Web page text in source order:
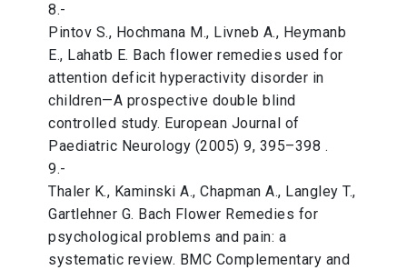
8.-
Pintov S., Hochmana M., Livneb A., Heymanb
E., Lahatb E. Bach flower remedies used for
attention deficit hyperactivity disorder in
children—A prospective double blind
controlled study. European Journal of
Paediatric Neurology (2005) 9, 395–398 .
9.-
Thaler K., Kaminski A., Chapman A., Langley T.,
Gartlehner G. Bach Flower Remedies for
psychological problems and pain: a
systematic review. BMC Complementary and